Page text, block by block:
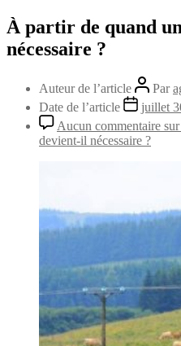
À partir de quand
nécessaire ?
Auteur de l’article Par
Date de l’article
juillet
Aucun commentaire
devient-il nécessaire ?